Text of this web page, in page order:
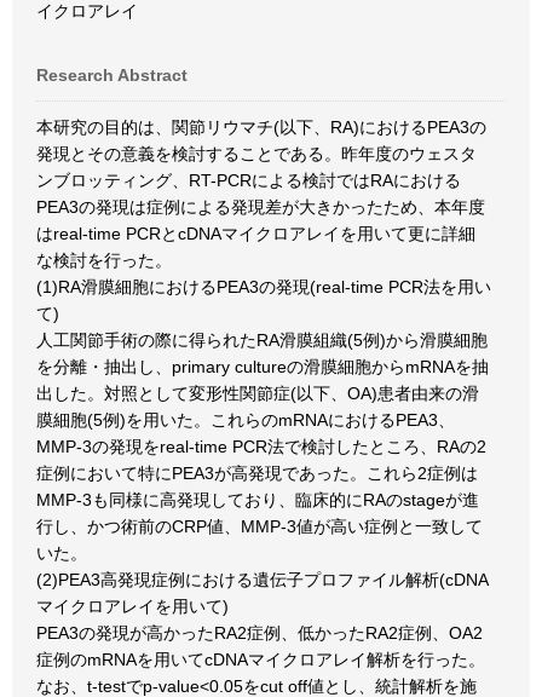
イクロアレイ
Research Abstract
本研究の目的は、関節リウマチ(以下、RA)におけるPEA3の
発現とその意義を検討することである。昨年度のウェスタ
ンブロッティング、RT-PCRによる検討ではRAにおける
PEA3の発現は症例による発現差が大きかったため、本年度
はreal-time PCRとcDNAマイクロアレイを用いて更に詳細
な検討を行った。
(1)RA滑膜細胞におけるPEA3の発現(real-time PCR法を用い
て)
人工関節手術の際に得られたRA滑膜組織(5例)から滑膜細胞
を分離・抽出し、primary cultureの滑膜細胞からmRNAを抽
出した。対照として変形性関節症(以下、OA)患者由来の滑
膜細胞(5例)を用いた。これらのmRNAにおけるPEA3、
MMP-3の発現をreal-time PCR法で検討したところ、RAの2
症例において特にPEA3が高発現であった。これら2症例は
MMP-3も同様に高発現しており、臨床的にRAのstageが進
行し、かつ術前のCRP値、MMP-3値が高い症例と一致して
いた。
(2)PEA3高発現症例における遺伝子プロファイル解析(cDNA
マイクロアレイを用いて)
PEA3の発現が高かったRA2症例、低かったRA2症例、OA2
症例のmRNAを用いてcDNAマイクロアレイ解析を行った。
なお、t-testでp-value<0.05をcut off値とし、統計解析を施